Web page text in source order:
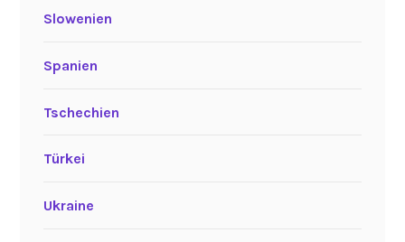
Slowenien
Spanien
Tschechien
Türkei
Ukraine